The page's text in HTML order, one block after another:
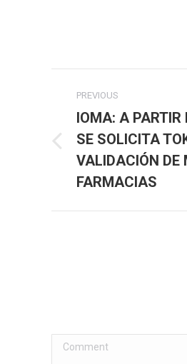
navigation
PREVIOUS
Previous
post:
IOMA: A PARTIR
SE SOLICITA
VALIDACIÓN DE
FARMACIAS
Comment